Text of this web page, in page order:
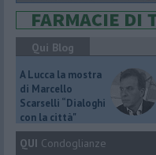
Qui Blog
A Lucca la mostra
di Marcello
Scarselli “Dialoghi
con la città"
QUI Condoglianze